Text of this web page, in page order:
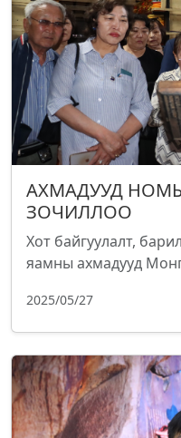
АХМАДУУД
ЗОЧИЛЛОО
Хот байгуулалт,
яамны ахмадууд
2025/05/27